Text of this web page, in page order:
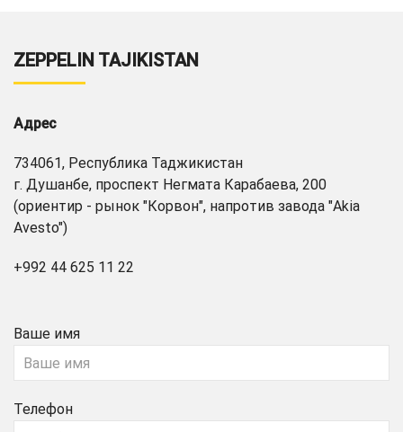
ZEPPELIN TAJIKISTAN
Адрес
734061, Республика Таджикистан
г. Душанбе, проспект Негмата Карабаева, 200
(ориентир - рынок "Корвон", напротив завода "Akia
Avesto")
+992 44 625 11 22
Ваше имя
Телефон